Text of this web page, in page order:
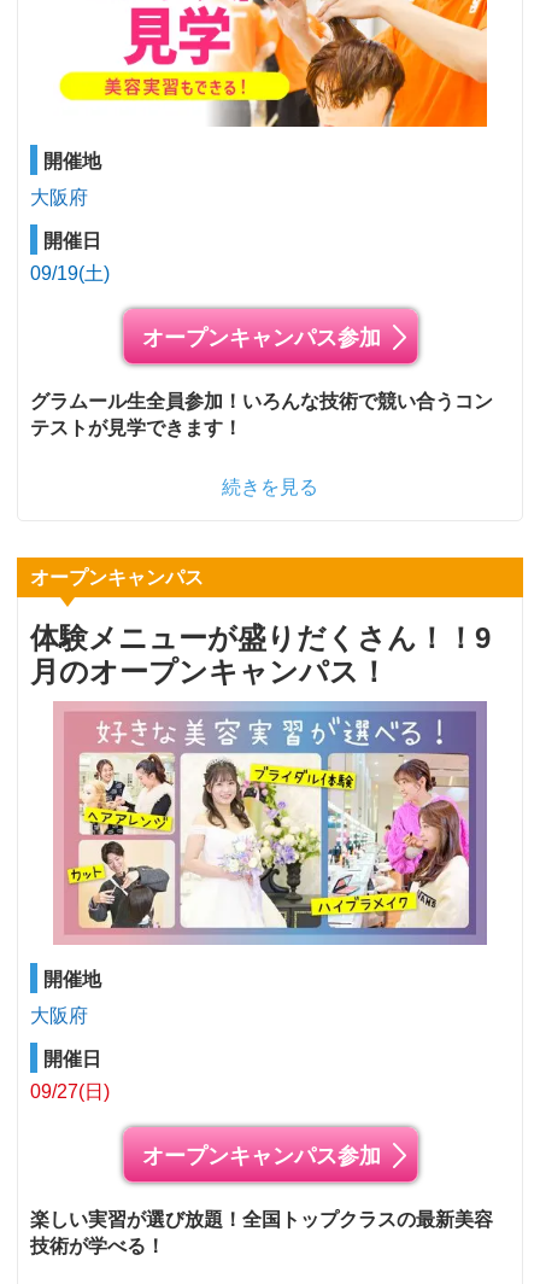
開催地
大阪府
開催日
09/19(土)
オープンキャンパス参加
グラムール生全員参加！いろんな技術で競い合うコン
テストが見学できます！
続きを見る
オープンキャンパス
体験メニューが盛りだくさん！！9
月のオープンキャンパス！
開催地
大阪府
開催日
09/27(日)
オープンキャンパス参加
楽しい実習が選び放題！全国トップクラスの最新美容
技術が学べる！